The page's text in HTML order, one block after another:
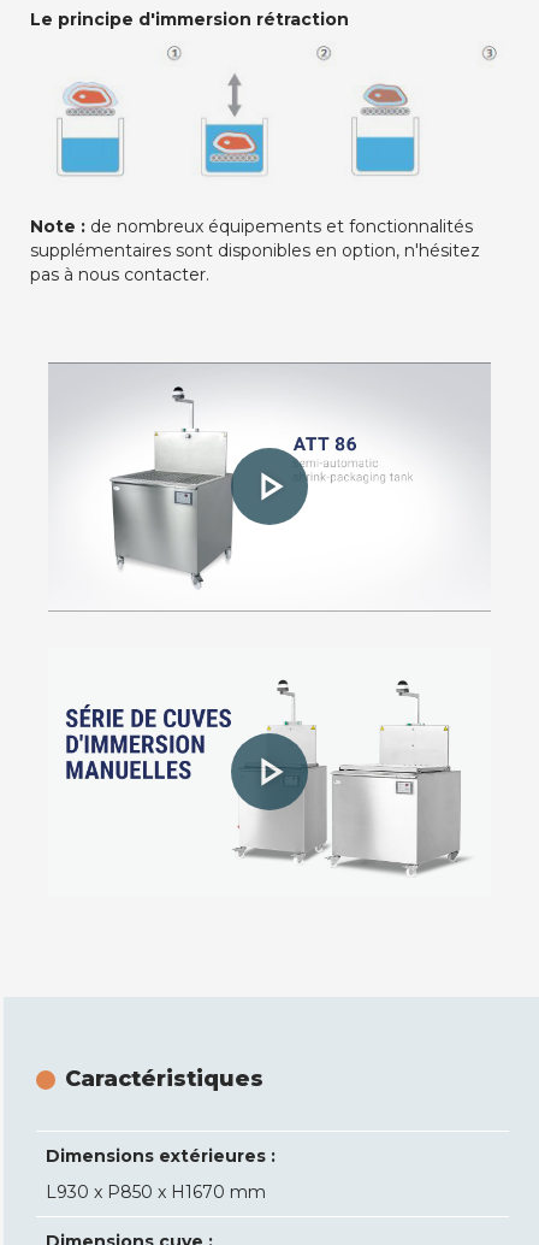
Le principe d'immersion rétraction
Note : de nombreux équipements et fonctionnalités
supplémentaires sont disponibles en option, n'hésitez
pas à nous contacter.
Caractéristiques
Dimensions extérieures :
L930 x P850 x H1670 mm